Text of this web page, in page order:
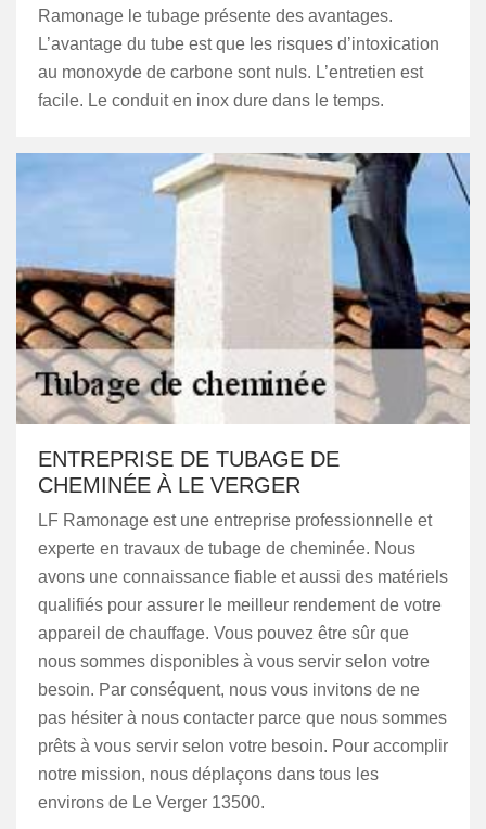
Ramonage le tubage présente des avantages.
L’avantage du tube est que les risques d’intoxication
au monoxyde de carbone sont nuls. L’entretien est
facile. Le conduit en inox dure dans le temps.
ENTREPRISE DE TUBAGE DE
CHEMINÉE À LE VERGER
LF Ramonage est une entreprise professionnelle et
experte en travaux de tubage de cheminée. Nous
avons une connaissance fiable et aussi des matériels
qualifiés pour assurer le meilleur rendement de votre
appareil de chauffage. Vous pouvez être sûr que
nous sommes disponibles à vous servir selon votre
besoin. Par conséquent, nous vous invitons de ne
pas hésiter à nous contacter parce que nous sommes
prêts à vous servir selon votre besoin. Pour accomplir
notre mission, nous déplaçons dans tous les
environs de Le Verger 13500.